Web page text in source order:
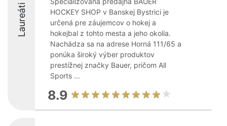
Laureáti
HOCKEY SHOP v Banskej Bystrici je
určená pre záujemcov o hokej a
hokejbal z tohto mesta a jeho okolia.
Nachádza sa na adrese Horná 111/65 a
ponúka široký výber produktov
prestížnej značky Bauer, pričom All
Sports ...
8.9